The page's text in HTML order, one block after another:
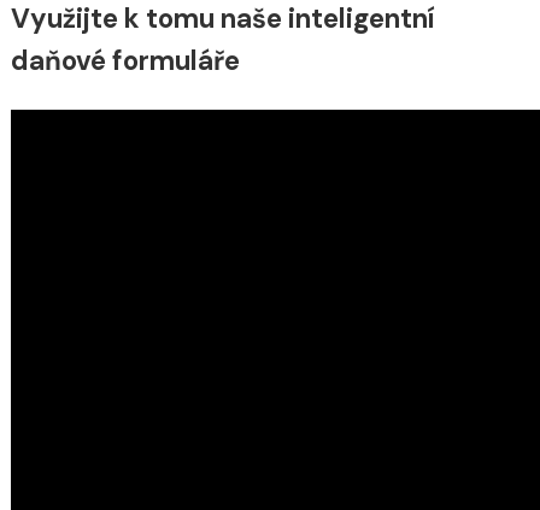
Využijte k tomu naše inteligentní
daňové formuláře